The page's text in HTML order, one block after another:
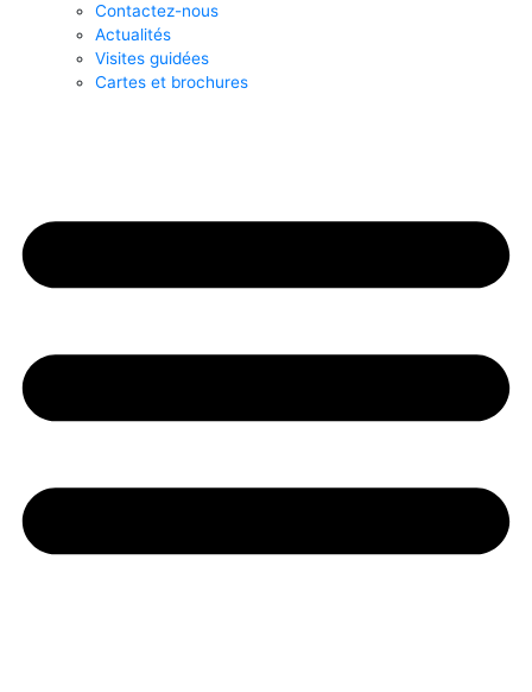
Contactez-nous
Actualités
Visites guidées
Cartes et brochures